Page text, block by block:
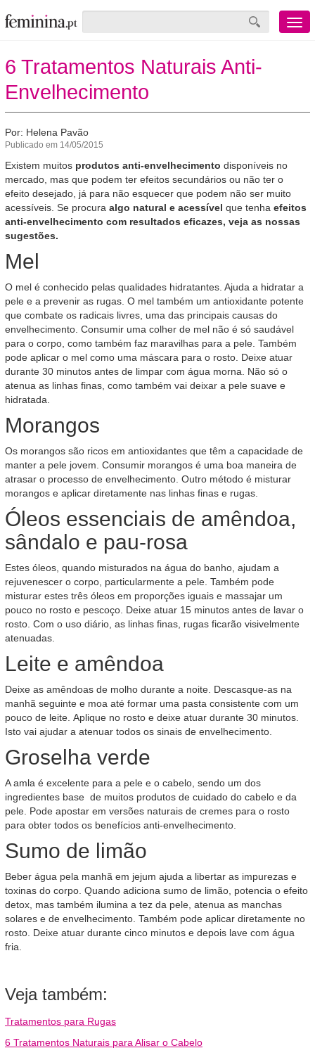
Menu
mobile
6 Tratamentos Naturais Anti-
Envelhecimento
Por: Helena Pavão
Publicado em 14/05/2015
Existem muitos produtos anti-envelhecimento disponíveis no
mercado, mas que podem ter efeitos secundários ou não ter o
efeito desejado, já para não esquecer que podem não ser muito
acessíveis. Se procura algo natural e acessível que tenha efeitos
anti-envelhecimento com resultados eficazes, veja as nossas
sugestões.
Mel
O mel é conhecido pelas qualidades hidratantes. Ajuda a hidratar a
pele e a prevenir as rugas. O mel também um antioxidante potente
que combate os radicais livres, uma das principais causas do
envelhecimento. Consumir uma colher de mel não é só saudável
para o corpo, como também faz maravilhas para a pele. Também
pode aplicar o mel como uma máscara para o rosto. Deixe atuar
durante 30 minutos antes de limpar com água morna. Não só o
atenua as linhas finas, como também vai deixar a pele suave e
hidratada.
Morangos
Os morangos são ricos em antioxidantes que têm a capacidade de
manter a pele jovem. Consumir morangos é uma boa maneira de
atrasar o processo de envelhecimento. Outro método é misturar
morangos e aplicar diretamente nas linhas finas e rugas.
Óleos essenciais de amêndoa,
sândalo e pau-rosa
Estes óleos, quando misturados na água do banho, ajudam a
rejuvenescer o corpo, particularmente a pele. Também pode
misturar estes três óleos em proporções iguais e massajar um
pouco no rosto e pescoço. Deixe atuar 15 minutos antes de lavar o
rosto. Com o uso diário, as linhas finas, rugas ficarão visivelmente
atenuadas.
Leite e amêndoa
Deixe as amêndoas de molho durante a noite. Descasque-as na
manhã seguinte e moa até formar uma pasta consistente com um
pouco de leite. Aplique no rosto e deixe atuar durante 30 minutos.
Isto vai ajudar a atenuar todos os sinais de envelhecimento.
Groselha verde
A amla é excelente para a pele e o cabelo, sendo um dos
ingredientes base de muitos produtos de cuidado do cabelo e da
pele. Pode apostar em versões naturais de cremes para o rosto
para obter todos os benefícios anti-envelhecimento.
Sumo de limão
Beber água pela manhã em jejum ajuda a libertar as impurezas e
toxinas do corpo. Quando adiciona sumo de limão, potencia o efeito
detox, mas também ilumina a tez da pele, atenua as manchas
solares e de envelhecimento. Também pode aplicar diretamente no
rosto. Deixe atuar durante cinco minutos e depois lave com água
fria.
Veja também:
Tratamentos para Rugas
6 Tratamentos Naturais para Alisar o Cabelo